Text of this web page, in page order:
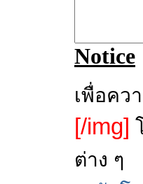
Notice
เพื่อคว
[/img]
ต่าง ๆ